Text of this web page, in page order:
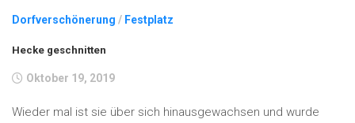
Dorfverschönerung / Festplatz
Hecke geschnitten
Oktober 19, 2019
Wieder mal ist sie über sich hinausgewachsen und wurde